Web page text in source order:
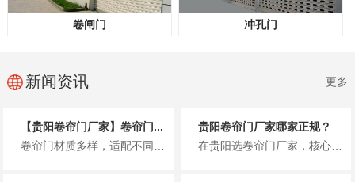
卷闸门 冲孔门
新闻资讯 更多
【贵阳卷帘门厂家】卷帘门...
卷帘门材质多样，适配不同场景，选对材质能提升使用寿命与使用体验。以下简洁介绍贵阳市场常见卷帘门材质，同时推荐贵州铂利金发...
贵阳卷帘门厂家哪家正规？
在贵阳选卷帘门厂家，核心是认准正规资质，避免无资质小作坊带来的质量、售后隐患。贵州铂利金发建材有限公司，是贵阳本地正规专...